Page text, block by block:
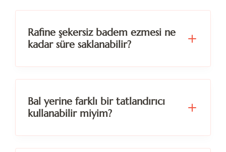
Rafine şekersiz badem ezmesi ne
kadar süre saklanabilir?
Bal yerine farklı bir tatlandırıcı
kullanabilir miyim?